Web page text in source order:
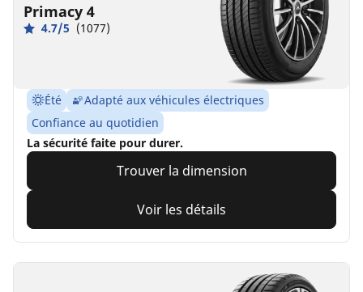
Primacy 4
4.7/5 (1077)
Été
Adapté aux véhicules électriques
Confiance au quotidien
La sécurité faite pour durer.
Trouver la dimension
Voir les détails